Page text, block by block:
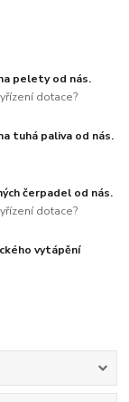
pelety od nás.
dotace?
tuhá paliva od nás.
čerpadel od nás.
dotace?
vytápění